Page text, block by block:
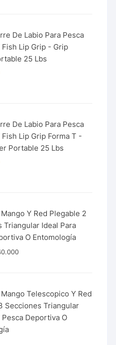
De Labio Para Pesca
Lip Grip - Grip
25 Lbs
De Labio Para Pesca
Lip Grip Forma T -
Portable 25 Lbs
Y Red Plegable 2
Triangular Ideal Para
O Entomología
Telescopico Y Red
Secciones Triangular
Pesca Deportiva O